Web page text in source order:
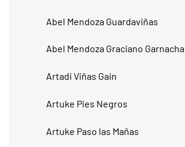
Abel Mendoza Guardaviñas
Abel Mendoza Graciano Garnacha
Artadi Viñas Gain
Artuke Pies Negros
Artuke Paso las Mañas